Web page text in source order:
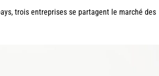
trois entreprises se partagent le marché des